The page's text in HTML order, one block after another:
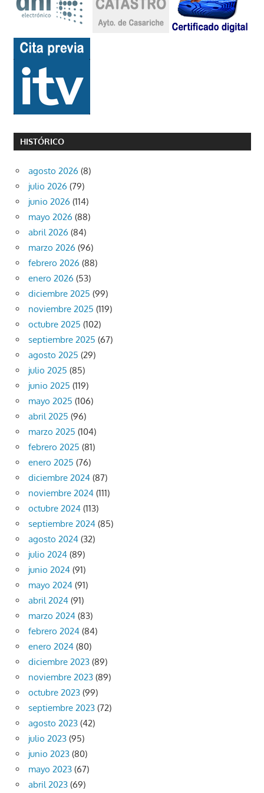
HISTÓRICO
agosto 2026 (8)
julio 2026 (79)
junio 2026 (114)
mayo 2026 (88)
abril 2026 (84)
marzo 2026 (96)
febrero 2026 (88)
enero 2026 (53)
diciembre 2025 (99)
noviembre 2025 (119)
octubre 2025 (102)
septiembre 2025 (67)
agosto 2025 (29)
julio 2025 (85)
junio 2025 (119)
mayo 2025 (106)
abril 2025 (96)
marzo 2025 (104)
febrero 2025 (81)
enero 2025 (76)
diciembre 2024 (87)
noviembre 2024 (111)
octubre 2024 (113)
septiembre 2024 (85)
agosto 2024 (32)
julio 2024 (89)
junio 2024 (91)
mayo 2024 (91)
abril 2024 (91)
marzo 2024 (83)
febrero 2024 (84)
enero 2024 (80)
diciembre 2023 (89)
noviembre 2023 (89)
octubre 2023 (99)
septiembre 2023 (72)
agosto 2023 (42)
julio 2023 (95)
junio 2023 (80)
mayo 2023 (67)
abril 2023 (69)